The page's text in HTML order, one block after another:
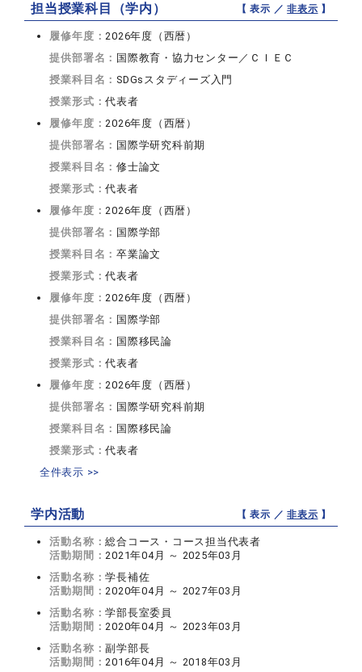
担当授業科目（学内） 【 表示 ／非表示 】
履修年度：2026年度（西暦）
提供部署名： 国際教育・協力センター／ＣＩＥＣ
授業科目名： SDGsスタディーズ入門
授業形式：代表者
履修年度：2026年度（西暦）
提供部署名： 国際学研究科前期
授業科目名：修士論文
授業形式：代表者
履修年度：2026年度（西暦）
提供部署名： 国際学部
授業科目名：卒業論文
授業形式：代表者
履修年度：2026年度（西暦）
提供部署名： 国際学部
授業科目名： 国際移民論
授業形式：代表者
履修年度：2026年度（西暦）
提供部署名： 国際学研究科前期
授業科目名： 国際移民論
授業形式：代表者
全件表示 >>
学内活動 【 表示 ／非表示 】
活動名称：総合コース・コース担当代表者
活動期間：2021年04月 ～ 2025年03月
活動名称：学長補佐
活動期間：2020年04月 ～ 2027年03月
活動名称：学部長室委員
活動期間：2020年04月 ～ 2023年03月
活動名称：副学部長
活動期間：2016年04月 ～ 2018年03月